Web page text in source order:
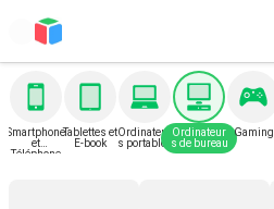
Smartphone
et
Téléphone
Tablettes et
E-book
Ordinateur
s portables
Ordinateur
s de bureau
Gaming